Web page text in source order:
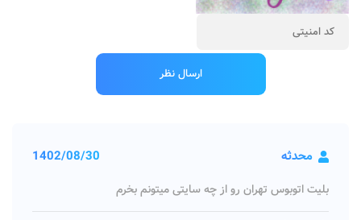
محدثه 1402/08/30
بلیت اتوبوس تهران رو از چه سایتی میتونم بخرم